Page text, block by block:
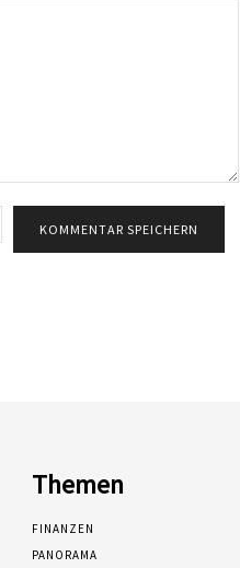
Mail:*
Themen
FINANZEN
PANORAMA